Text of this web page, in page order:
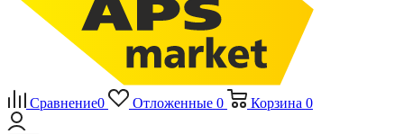
Сравнение0 Отложенные 0 Корзина 0